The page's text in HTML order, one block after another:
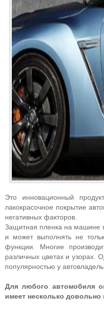
Это инновационный
лакокрасочное покрытие
негативных факторов.
Защитная пленка на машине
и может выполнять не
функции. Многие
различных цветах и ​​узорах.
популярностью у
Для любого автомобиля
имеет несколько